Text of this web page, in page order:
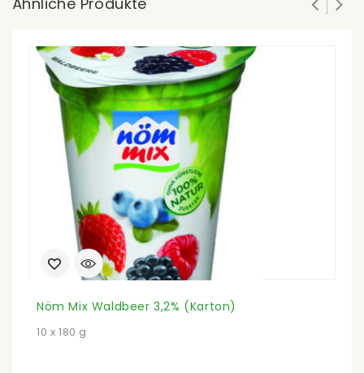
Nöm Mix Waldbeer 3,2% (Karton)
10 x 180 g